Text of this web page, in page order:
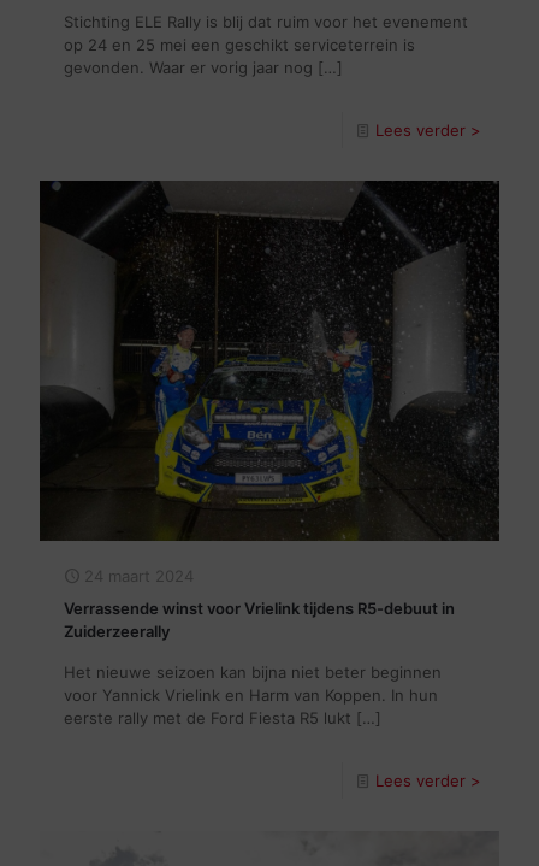
Stichting ELE Rally is blij dat ruim voor het evenement
op 24 en 25 mei een geschikt serviceterrein is
gevonden. Waar er vorig jaar nog […]
Lees verder >
24 maart 2024
Verrassende winst voor Vrielink tijdens R5-debuut in
Zuiderzeerally
Het nieuwe seizoen kan bijna niet beter beginnen
voor Yannick Vrielink en Harm van Koppen. In hun
eerste rally met de Ford Fiesta R5 lukt […]
Lees verder >